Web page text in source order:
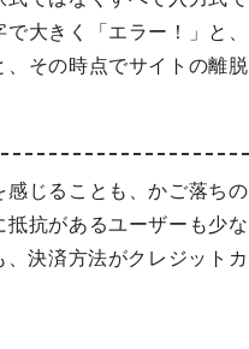
大きく「エラー！」と
その時点でサイトの離
じることも、かご落ち
抗があるユーザーも少
決済方法がクレジット